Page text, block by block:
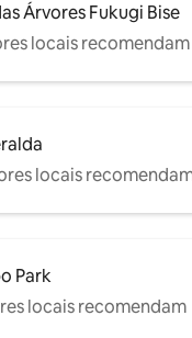
Árvores Fukugi Bise
locais recomendam
locais
Park
locais recomendam